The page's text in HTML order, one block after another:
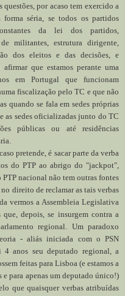
por acaso tem exercido a
séria, se todos os partidos
da lei dos partidos,
militantes, estrutura dirigente,
dos eleitos e das decisões, e
que estamos perante uma
em Portugal que funcionam
fiscalização pelo TC e que não
quando se fala em sedes próprias
as sedes oficializadas junto do TC
públicas ou até residências
pretende, é sacar parte da verba
do PTP ao abrigo do "jackpot",
nacional não tem outras fontes
direito de reclamar as tais verbas
vermos a Assembleia Legislativa
depois, se insurgem contra a
regional. Um paradoxo
- aliás iniciada com o PSN
anos seu deputado regional, a
feitas para Lisboa (e estamos a
para apenas um deputado único!)
que quaisquer verbas atribuídas